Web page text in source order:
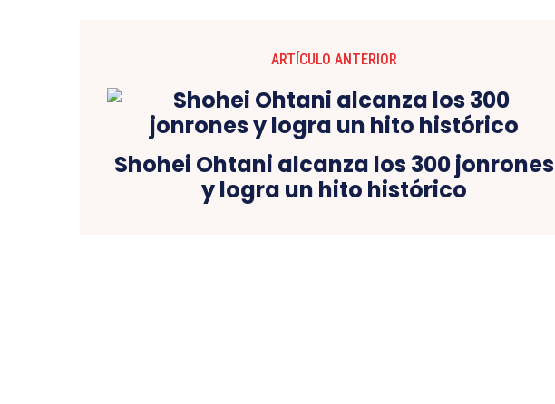
ARTÍCULO ANTERIOR
Shohei Ohtani alcanza los 300 jonrones
y logra un hito histórico